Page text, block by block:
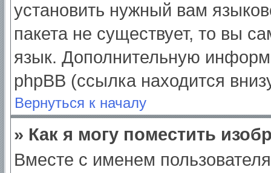
установить нужный вам
пакета не существует, то вы
язык. Дополнительную
phpBB (ссылка находится
Вернуться к началу
» Как я могу поместить
Вместе с именем